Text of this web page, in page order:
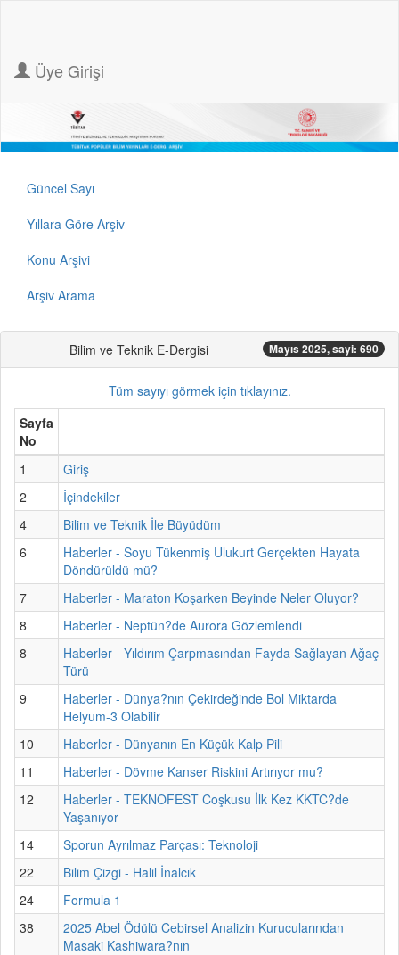
Üye Girişi
Güncel Sayı
Yıllara Göre Arşiv
Konu Arşivi
Arşiv Arama
Bilim ve Teknik E-Dergisi Mayıs 2025, sayi: 690
Tüm sayıyı görmek için tıklayınız.
Sayfa
No
1
Giriş
2
İçindekiler
4
Bilim ve Teknik İle Büyüdüm
6
Haberler - Soyu Tükenmiş Ulukurt Gerçekten Hayata
Döndürüldü mü?
7
Haberler - Maraton Koşarken Beyinde Neler Oluyor?
8
Haberler - Neptün?de Aurora Gözlemlendi
8
Haberler - Yıldırım Çarpmasından Fayda Sağlayan Ağaç
Türü
9
Haberler - Dünya?nın Çekirdeğinde Bol Miktarda
Helyum-3 Olabilir
10
Haberler - Dünyanın En Küçük Kalp Pili
11
Haberler - Dövme Kanser Riskini Artırıyor mu?
12
Haberler - TEKNOFEST Coşkusu İlk Kez KKTC?de
Yaşanıyor
14
Sporun Ayrılmaz Parçası: Teknoloji
22
Bilim Çizgi - Halil İnalcık
24
Formula 1
38
2025 Abel Ödülü Cebirsel Analizin Kurucularından
Masaki Kashiwara?nın